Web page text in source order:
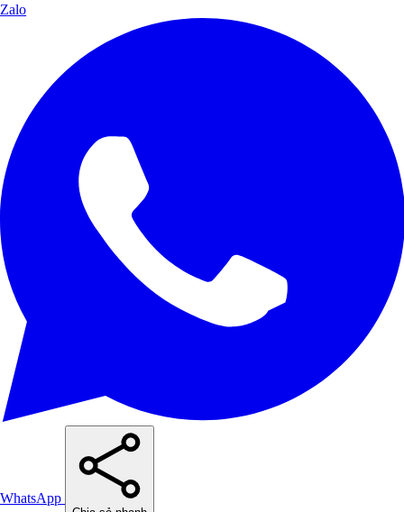
Zalo
WhatsApp